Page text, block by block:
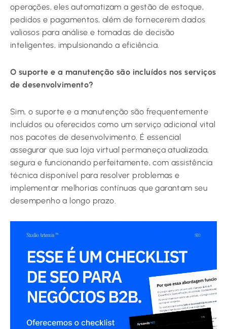
operações, eles automatizam a gestão de estoque,
pedidos e pagamentos, além de fornecerem dados
valiosos para análise e tomadas de decisão
inteligentes, impulsionando a eficiência.
O suporte e a manutenção são incluídos nos serviços
de desenvolvimento?
Sim, o suporte e a manutenção são frequentemente
incluídos ou oferecidos como um serviço adicional vital
nos pacotes de desenvolvimento. É essencial
assegurar que sua loja virtual permaneça atualizada,
segura e funcionando perfeitamente, com assistência
técnica disponível para resolver problemas e
implementar melhorias contínuas que garantam seu
desempenho a longo prazo.